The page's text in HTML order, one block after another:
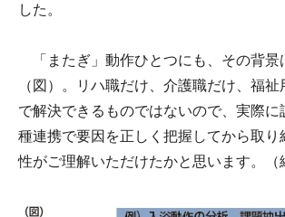
した。
「またぎ」動作ひとつにも、その背景
（図）。リハ職だけ、介護職だけ、福
で解決できるものではないので、実際に
種連携で要因を正しく把握してから取り
性がご理解いただけたかと思います。（